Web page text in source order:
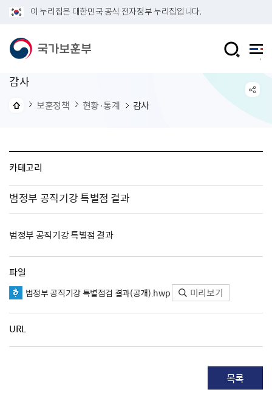
이 누리집은 대한민국 공식 전자정부 누리집입니다.
감사
보훈정책 현황·통계 감사
카테고리
범정부 공직기강 특별점 결과
범정부 공직기강 특별점 결과
파일
범정부 공직기강 특별점검 결과(공개).hwp 미리보기
URL
목록